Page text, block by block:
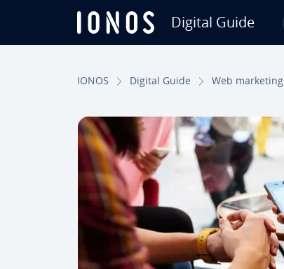
Digital Guide
IONOS Digital Guide Web marketing